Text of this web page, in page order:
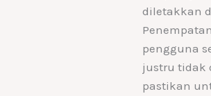
diletakkan
pengguna
justru tidak
pastikan